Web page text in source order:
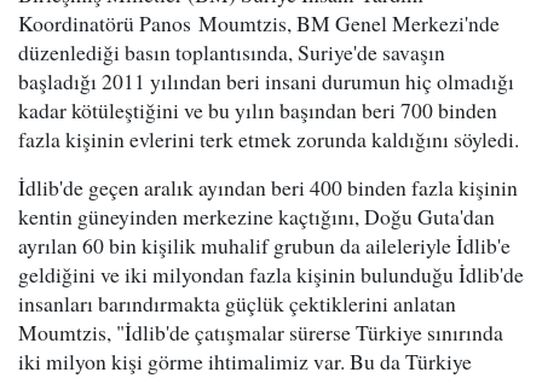
Koordinatörü Panos Moumtzis, BM Genel Merkezi'nde
düzenlediği basın toplantısında, Suriye'de savaşın
başladığı 2011 yılından beri insani durumun hiç olmadığı
kadar kötüleştiğini ve bu yılın başından beri 700 binden
fazla kişinin evlerini terk etmek zorunda kaldığını söyledi.
İdlib'de geçen aralık ayından beri 400 binden fazla kişinin
kentin güneyinden merkezine kaçtığını, Doğu Guta'dan
ayrılan 60 bin kişilik muhalif grubun da aileleriyle İdlib'e
geldiğini ve iki milyondan fazla kişinin bulunduğu İdlib'de
insanları barındırmakta güçlük çektiklerini anlatan
Moumtzis, "İdlib'de çatışmalar sürerse Türkiye sınırında
iki milyon kişi görme ihtimalimiz var. Bu da Türkiye